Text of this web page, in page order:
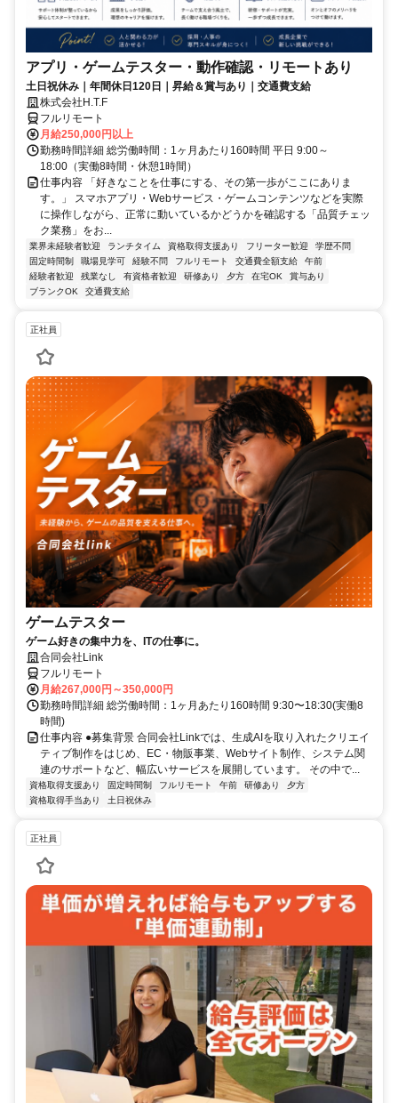
アプリ・ゲームテスター・動作確認・リモートあり
土日祝休み｜年間休日120日｜昇給＆賞与あり｜交通費支給
株式会社H.T.F
フルリモート
月給250,000円以上
勤務時間詳細 総労働時間：1ヶ月あたり160時間 平日 9:00～
18:00（実働8時間・休憩1時間）
仕事内容 「好きなことを仕事にする、その第一歩がここにありま
す。」 スマホアプリ・Webサービス・ゲームコンテンツなどを実際
に操作しながら、正常に動いているかどうかを確認する「品質チェッ
ク業務」をお...
業界未経験者歓迎 ランチタイム 資格取得支援あり フリーター歓迎
学歴不問
固定時間制
職場見学可 経験不問 フルリモート 交通費全額支給
午前
経験者歓迎
残業なし 有資格者歓迎 研修あり 夕方 在宅OK
賞与あり
ブランクOK
交通費支給
正社員
ゲームテスター
ゲーム好きの集中力を、ITの仕事に。
合同会社Link
フルリモート
月給267,000円～350,000円
勤務時間詳細 総労働時間：1ヶ月あたり160時間 9:30〜18:30(実働8
時間)
仕事内容 ●募集背景 合同会社Linkでは、生成AIを取り入れたクリエイ
ティブ制作をはじめ、EC・物販事業、Webサイト制作、システム関
連のサポートなど、幅広いサービスを展開しています。 その中で...
資格取得支援あり 固定時間制 フルリモート 午前 研修あり
夕方
資格取得手当あり
土日祝休み
正社員